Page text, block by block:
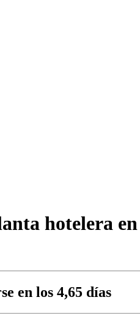
hotelera
en los 4,65 días